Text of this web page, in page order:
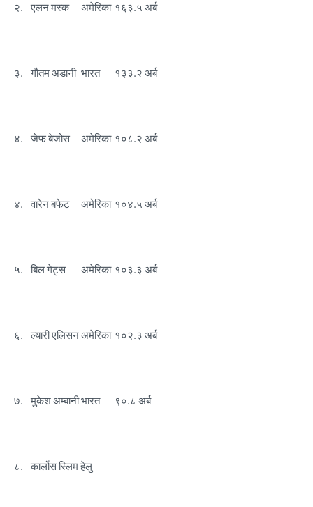
२. एलन मस्क अमेरिका १६३.५ अर्ब
३. गौतम अडानी भारत १३३.२ अर्ब
४. जेफ बेजोस अमेरिका १०८.२ अर्ब
४. वारेन बफेट अमेरिका १०४.५ अर्ब
५. बिल गेट्स अमेरिका १०३.३ अर्ब
६. ल्यारी एलिसनअमेरिका १०२.३ अर्ब
७. मुकेश अम्बानीभारत ९०.८ अर्ब
८. कार्लोस स्लिम हेलु